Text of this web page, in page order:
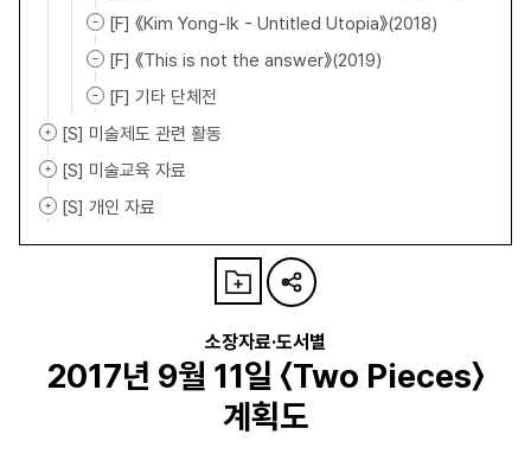
[F] 《Kim Yong-Ik - Untitled Utopia》(2018)
[F] 《This is not the answer》(2019)
[F] 기타 단체전
[S] 미술제도 관련 활동
[S] 미술교육 자료
[S] 개인 자료
소장자료·도서별
2017년 9월 11일 〈Two Pieces〉
계획도